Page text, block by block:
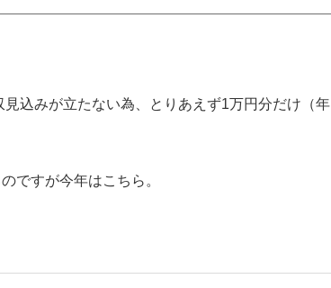
見込みが立たない為、とりあえず1万円分だけ（年
ですが今年はこちら。